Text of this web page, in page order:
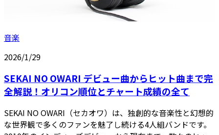
音楽
2026/1/29
SEKAI NO OWARI デビュー曲からヒット曲まで完
全解説！オリコン順位とチャート成績の全て
SEKAI NO OWARI（セカオワ）は、独創的な音楽性と幻想的
な世界観で多くのファンを魅了し続ける4人組バンドです。